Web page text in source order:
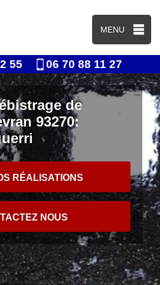
MENU
55 06 70 88 11 27
de
93270:
RÉALISATIONS
NOUS